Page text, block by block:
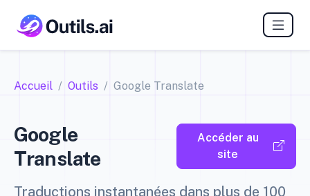
Accueil Outils Google Translate
Google
Translate
Accéder au
site
Traductions instantanées dans plus de 100